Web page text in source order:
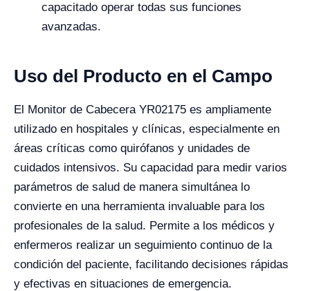
capacitado operar todas sus funciones
avanzadas.
Uso del Producto en el Campo
El Monitor de Cabecera YR02175 es ampliamente
utilizado en hospitales y clínicas, especialmente en
áreas críticas como quirófanos y unidades de
cuidados intensivos. Su capacidad para medir varios
parámetros de salud de manera simultánea lo
convierte en una herramienta invaluable para los
profesionales de la salud. Permite a los médicos y
enfermeros realizar un seguimiento continuo de la
condición del paciente, facilitando decisiones rápidas
y efectivas en situaciones de emergencia.